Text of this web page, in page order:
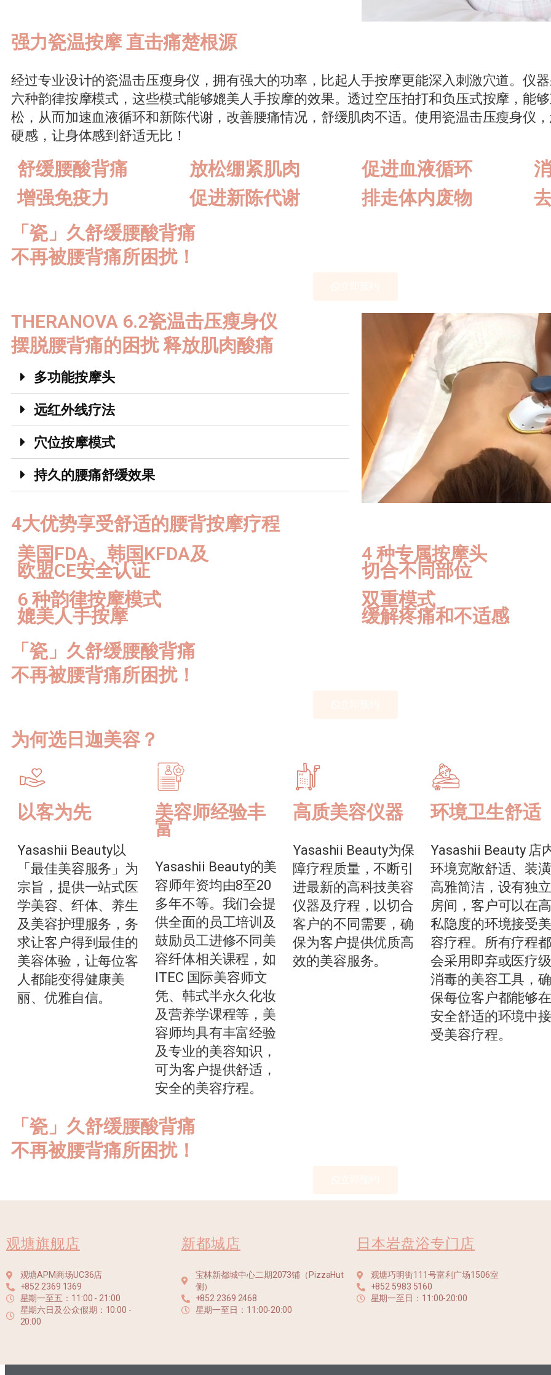
强力瓷温按摩 直击痛楚根源
经过专业设计的瓷温击压瘦身仪，拥有强大的功率，比起人手按摩更能深入刺激穴道。仪
六种韵律按摩模式，这些模式能够媲美人手按摩的效果。透过空压拍打和负压式按摩，能
松，从而加速血液循环和新陈代谢，改善腰痛情况，舒缓肌肉不适。使用瓷温击压瘦身仪
硬感，让身体感到舒适无比！
舒缓腰酸背痛 放松绷紧肌肉 促进血液循环
增强免疫力
促进新陈代谢 排走体内废物
「瓷」久舒缓腰酸背痛
不再被腰背痛所困扰！
THERANOVA 6.2瓷温击压瘦身仪
摆脱腰背痛的困扰 释放肌肉酸痛
多功能按摩头
远红外线疗法
穴位按摩模式
持久的腰痛舒缓效果
4大优势享受舒适的腰背按摩疗程
美国FDA、韩国KFDA及
欧盟CE安全认证
4 种专属按摩头
切合不同部位
6 种韵律按摩模式
媲美人手按摩
双重模式
缓解疼痛和不适感
「瓷」久舒缓腰酸背痛
不再被腰背痛所困扰！
为何选日迦美容？
以客为先
Yasashii Beauty以
「最佳美容服务」为
宗旨，提供一站式医
学美容、纤体、养生
及美容护理服务，务
求让客户得到最佳的
美容体验，让每位客
人都能变得健康美
丽、优雅自信。
美容师经验丰
富
Yasashii Beauty的美
容师年资均由8至20
多年不等。我们会提
供全面的员工培训及
鼓励员工进修不同美
容纤体相关课程，如
ITEC 国际美容师文
凭、韩式半永久化妆
及营养学课程等，美
容师均具有丰富经验
及专业的美容知识，
可为客户提供舒适，
安全的美容疗程。
高质美容仪器
Yasashii Beauty为保
障疗程质量，不断引
进最新的高科技美容
仪器及疗程，以切合
客户的不同需要，确
保为客户提供优质高
效的美容服务。
环境卫生舒适
Yasashii Beauty 店
环境宽敞舒适、装
高雅简洁，设有独
房间，客户可以在
私隐度的环境接受
容疗程。所有疗程
会采用即弃或医疗
消毒的美容工具，
保每位客户都能够
安全舒适的环境中
受美容疗程。
「瓷」久舒缓腰酸背痛
不再被腰背痛所困扰！
观塘旗舰店
观塘APM商场UC36店
+852 2369 1369
星期一至五：11:00 - 21:00
星期六日及公众假期：10:00 -
20:00
新都城店
宝林新都城中心二期2073铺（PizzaHut
侧）
+852 2369 2468
星期一至日：11:00-20:00
日本岩盘浴专门店
观塘巧明街111号富利广场1506室
+852 5983 5160
星期一至日：11:00-20:00